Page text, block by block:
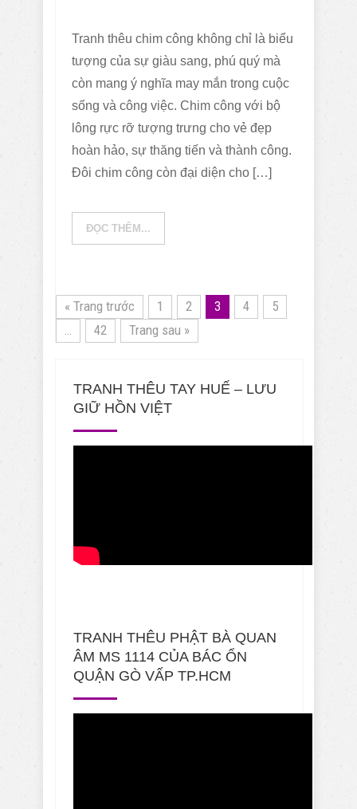
Tranh thêu chim công không chỉ là biểu
tượng của sự giàu sang, phú quý mà
còn mang ý nghĩa may mắn trong cuộc
sống và công việc. Chim công với bộ
lông rực rỡ tượng trưng cho vẻ đẹp
hoàn hảo, sự thăng tiến và thành công.
Đôi chim công còn đại diện cho […]
ĐỌC THÊM...
« Trang trước 1 2 3 4
5
…
42 Trang sau »
TRANH THÊU TAY HUẾ – LƯU
GIỮ HỒN VIỆT
TRANH THÊU PHẬT BÀ QUAN
ÂM MS 1114 CỦA BÁC ỔN
QUẬN GÒ VẤP TP.HCM